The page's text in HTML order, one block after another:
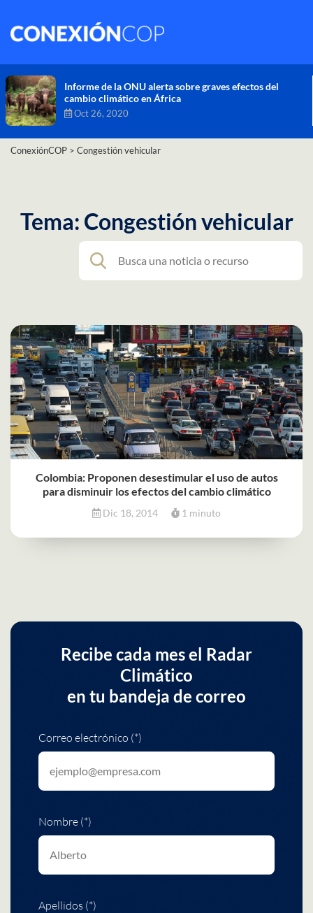
Comisión de Alto Nivel de Cambio Climático aprueba
nueva ambición climática del Perú
Dic 16, 2020
ConexiónCOP > Congestión vehicular
Tema: Congestión vehicular
Colombia: Proponen desestimular el uso de autos
para disminuir los efectos del cambio climático
Dic 18, 2014 1 minuto
Recibe cada mes el Radar
Climático
en tu bandeja de correo
Correo electrónico (*)
Nombre (*)
Apellidos (*)